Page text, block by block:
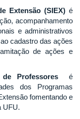
Extensão (SIEX)é
acompanhamento
e administrativos
cadastro das ações
de ações e
Professores
é
dos Programas
fomentando e
UFU.